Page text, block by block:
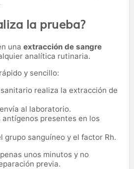
la prueba?
una extracción de sangre
analítica rutinaria.
y sencillo:
realiza la extracción de
al laboratorio.
antígenos presentes en los
grupo sanguíneo y el factor Rh.
unos minutos y no
previa.